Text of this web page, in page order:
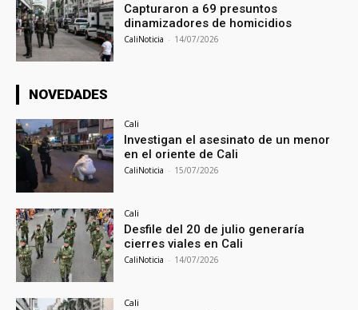
Capturaron a 69 presuntos
dinamizadores de homicidios
CaliNoticia - 14/07/2026
NOVEDADES
Cali
Investigan el asesinato de un menor
en el oriente de Cali
CaliNoticia - 15/07/2026
Cali
Desfile del 20 de julio generaría
cierres viales en Cali
CaliNoticia - 14/07/2026
Cali